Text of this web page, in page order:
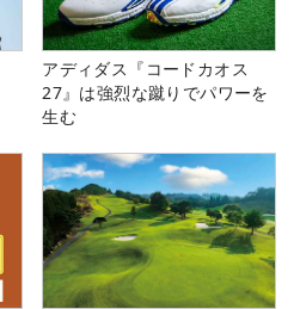
アディダス『コードカオス
27』は強烈な蹴りでパワーを
生む